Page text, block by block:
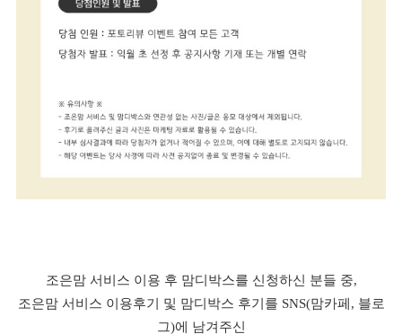
조은맘 서비스 이용 후 맘디박스를 신청하신 분들 중,
조은맘 서비스 이용후기 및 맘디박스 후기를 SNS(맘카페, 블로
그)에 남겨주신